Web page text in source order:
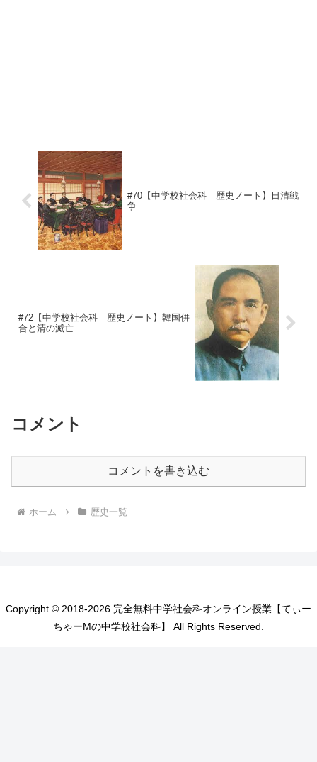
#70【中学校社会科 歴史ノート】日清戦
争
#72【中学校社会科 歴史ノート】韓国併
合と清の滅亡
コメント
コメントを書き込む
ホーム 歴史一覧
Copyright © 2018-2026 完全無料中学社会科オンライン授業【てぃー
ちゃーMの中学校社会科】 All Rights Reserved.